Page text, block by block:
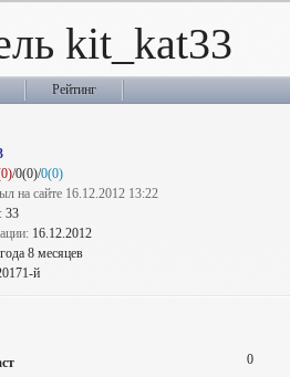
kit_kat33
Рейтинг
/0(0)/0(0)
на сайте 16.12.2012 13:22
33
16.12.2012
8 месяцев
й
0